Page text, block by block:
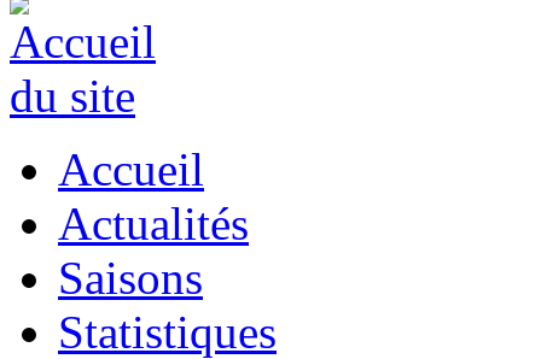
Accueil
Actualités
Saisons
Statistiques